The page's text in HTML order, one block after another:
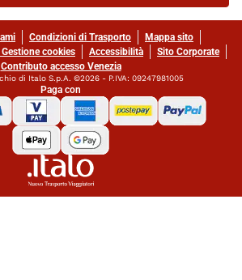
Condizioni di Trasporto
Mappa sito
Gestione cookies Accessibilità
Sito Corporate
Contributo accesso Venezia
di Italo S.p.A. ©2026 - P.IVA: 09247981005
Paga con